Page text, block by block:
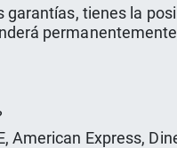
tienes la
American Express,